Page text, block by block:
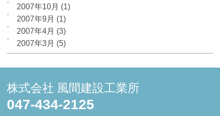
2007年10月 (1)
2007年9月 (1)
2007年4月 (3)
2007年3月 (5)
株式会社 風間建設工業所
047-434-2125